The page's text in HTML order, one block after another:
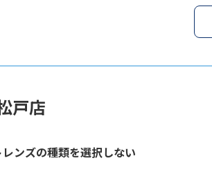
戸店
ンズの種類を選択しない